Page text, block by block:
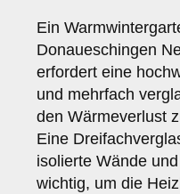
Ein
Donaueschingen
erfordert eine
und mehrfach
den Wärmeverlust
Eine
isolierte Wände
wichtig, um die